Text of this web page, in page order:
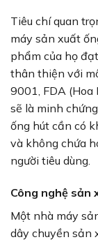
Tiêu chí quan
máy sản xuất
phẩm của họ
thân thiện với
9001, FDA (Hoa
sẽ là minh
ống hút cần có
và không chứa
người tiêu dùng.
Công nghệ sản
Một nhà máy
dây chuyền sản